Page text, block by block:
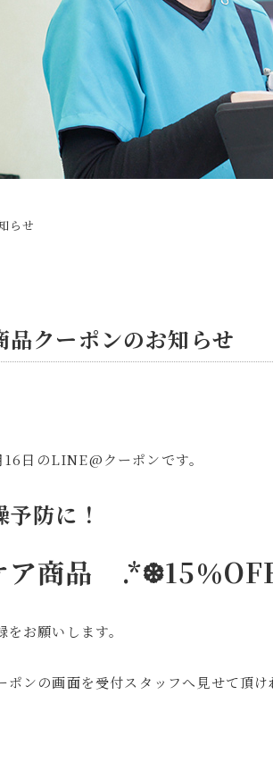
らせ
品クーポンのお知らせ
日のLINE@クーポンです。
防に！
商品 .*❆15％
お願いします。
ンの画面を受付スタッフへ見せて頂け